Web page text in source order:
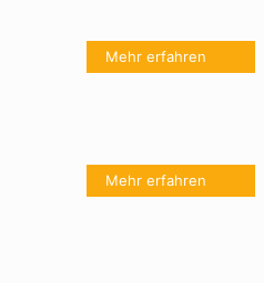
Mehr erfahren
Mehr erfahren